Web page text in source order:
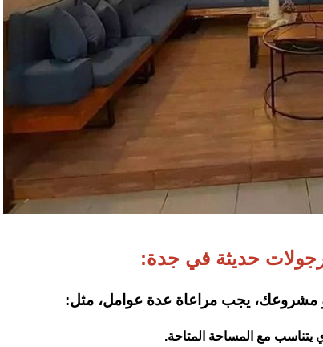
حديثة في جدة:
مشروعك، يجب مراعاة عدة عوامل، مثل:
يتناسب مع المساحة المتاحة.